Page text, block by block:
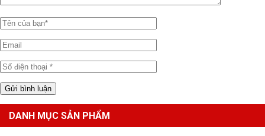
DANH MỤC SẢN PHẨM